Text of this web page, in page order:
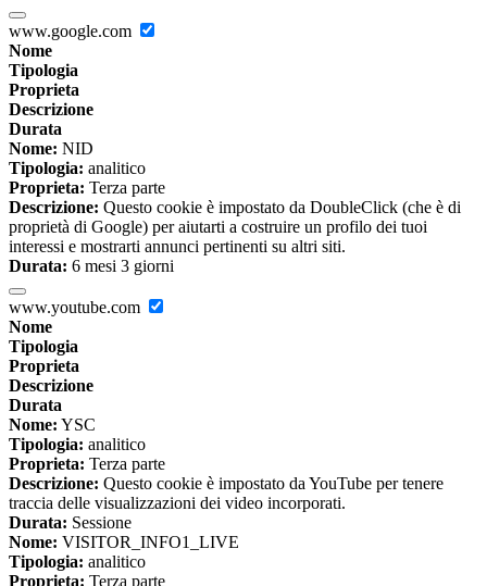
www.google.com
Nome
Tipologia
Proprieta
Descrizione
Durata
Nome: NID
Tipologia: analitico
Proprieta: Terza parte
Descrizione: Questo cookie è impostato da DoubleClick (che è di
proprietà di Google) per aiutarti a costruire un profilo dei tuoi
interessi e mostrarti annunci pertinenti su altri siti.
Durata: 6 mesi 3 giorni
www.youtube.com
Nome
Tipologia
Proprieta
Descrizione
Durata
Nome: YSC
Tipologia: analitico
Proprieta: Terza parte
Descrizione: Questo cookie è impostato da YouTube per tenere
traccia delle visualizzazioni dei video incorporati.
Durata: Sessione
Nome: VISITOR_INFO1_LIVE
Tipologia: analitico
Proprieta: Terza parte